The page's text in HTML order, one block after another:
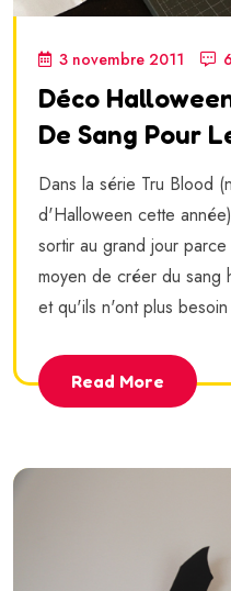
3 novembre 2011
Déco
De Sang Pour
Dans la série Tru Blood
d'Halloween cette
sortir au grand jour
moyen de créer du sang
et qu'ils n'ont plus
Read More